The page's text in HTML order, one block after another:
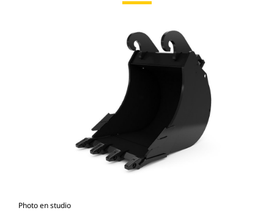
Photo en studio